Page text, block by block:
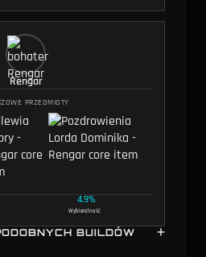
Rengar
PRZEDMIOTY
4.9%
Wybieralność
BUILDÓW